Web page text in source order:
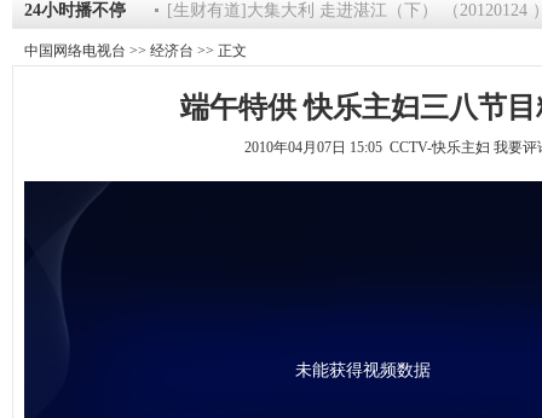
24小时播不停
间》 20120125 [生财有道]大集大利 走进湛江（下） （20120124 ）
中国网络电视台 >> 经济台 >> 正文
端午特供 快乐主妇三八节目
2010年04月07日 15:05 CCTV-快乐主妇 我要评
未能获得视频数据